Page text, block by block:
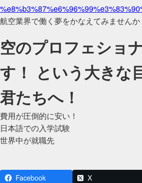
航空業界で働く夢をかなえてみませんか
空のプロフェショ
す！ という大きな
君たちへ！
費用が圧倒的に安い！
日本語での入学試験
世界中が就職先
Facebook X